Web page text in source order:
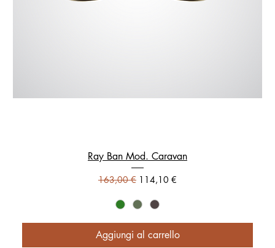
Ray Ban Mod. Caravan
Prezzo regolare
163,00 € Prezzo scontato
114,10 €
Aggiungi al carrello